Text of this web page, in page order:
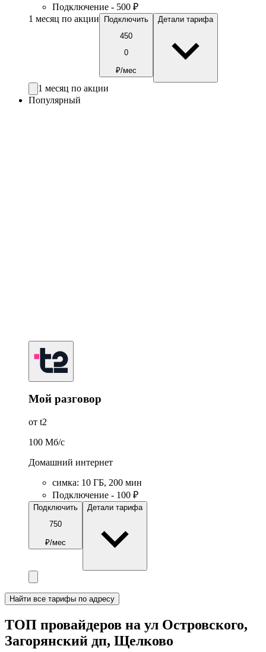
Подключение - 500 ₽
1 месяц по акции
Подключить
450
0
₽/мес
Детали тарифа
1 месяц по акции
Популярный
Мой разговор
от t2
100 Мб/c
Домашний интернет
симка: 10 ГБ, 200 мин
Подключение - 100 ₽
Подключить
750
₽/мес
Детали тарифа
Найти все тарифы по адресу
ТОП провайдеров на ул Островского,
Загорянский дп, Щелково